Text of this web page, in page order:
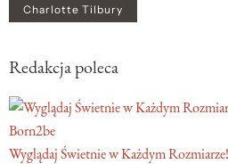
Charlotte Tilbury
Redakcja poleca
Born2be
Wyglądaj Świetnie w Każdym Rozmiarze!